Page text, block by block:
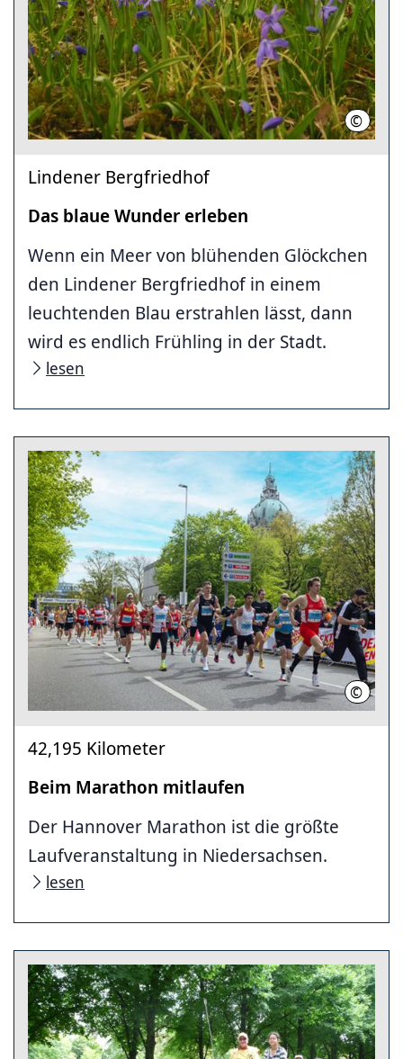
©
Lindener Bergfriedhof
Das blaue Wunder erleben
Wenn ein Meer von blühenden Glöckchen
den Lindener Bergfriedhof in einem
leuchtenden Blau erstrahlen lässt, dann
wird es endlich Frühling in der Stadt.
lesen
©
42,195 Kilometer
Beim Marathon mitlaufen
Der Hannover Marathon ist die größte
Laufveranstaltung in Niedersachsen.
lesen